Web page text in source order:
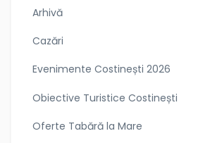
Arhivă
Cazări
Evenimente Costinești 2026
Obiective Turistice Costinești
Oferte Tabără la Mare